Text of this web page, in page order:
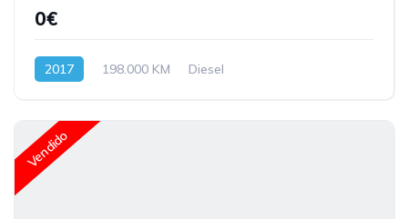
0€
2017 198.000 KM Diesel
Vendido